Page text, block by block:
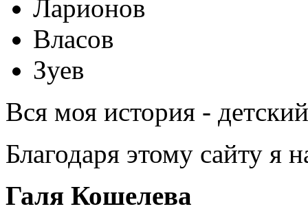
Ларионов
Власов
Зуев
Вся моя история -
Благодаря этому сайту я
Галя Кошелева